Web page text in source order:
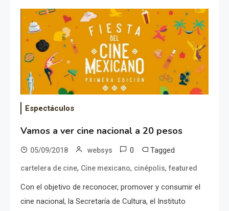
Espectáculos
Vamos a ver cine nacional a 20 pesos
05/09/2018 websys 0 Tagged
cartelera de cine, Cine mexicano, cinépolis, featured
Con el objetivo de reconocer, promover y consumir el
cine nacional, la Secretaría de Cultura, el Instituto